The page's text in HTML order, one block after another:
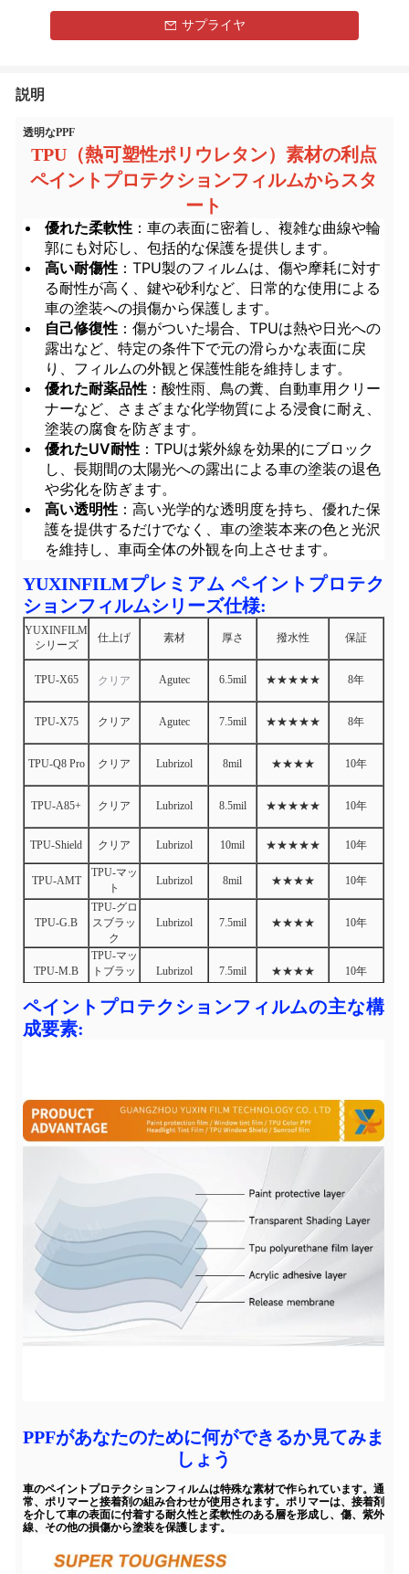
サプライヤ
説明
透明なPPF
TPU（熱可塑性ポリウレタン）素材の利点
ペイントプロテクションフィルムからスタ
ート
優れた柔軟性 ：車の表面に密着し、複雑な曲線や輪
郭にも対応し、包括的な保護を提供します。
高い耐傷性 ：TPU製のフィルムは、傷や摩耗に対す
る耐性が高く、鍵や砂利など、日常的な使用による
車の塗装への損傷から保護します。
自己修復性 ：傷がついた場合、TPUは熱や日光への
露出など、特定の条件下で元の滑らかな表面に戻
り、フィルムの外観と保護性能を維持します。
優れた耐薬品性 ：酸性雨、鳥の糞、自動車用クリー
ナーなど、さまざまな化学物質による浸食に耐え、
塗装の腐食を防ぎます。
優れたUV耐性 ：TPUは紫外線を効果的にブロック
し、長期間の太陽光への露出による車の塗装の退色
や劣化を防ぎます。
高い透明性 ：高い光学的な透明度を持ち、優れた保
護を提供するだけでなく、車の塗装本来の色と光沢
を維持し、車両全体の外観を向上させます。
YUXINFILMプレミアム ペイントプロテク
ションフィルムシリーズ仕様:
YUXINFILM
シリーズ
仕上げ 素材 厚さ 撥水性 保証
TPU-X65 クリア Agutec 6.5mil ★★★★★ 8年
TPU-X75 クリア Agutec 7.5mil ★★★★★ 8年
TPU-Q8 Pro クリア Lubrizol 8mil ★★★★ 10年
TPU-A85+ クリア Lubrizol 8.5mil ★★★★★ 10年
TPU-Shield クリア Lubrizol 10mil ★★★★★ 10年
TPU-AMT
TPU-マッ
ト
Lubrizol 8mil ★★★★ 10年
TPU-G.B
TPU-グロ
スブラッ
ク
Lubrizol 7.5mil ★★★★ 10年
TPU-M.B
TPU-マッ
トブラッ
ク
Lubrizol 7.5mil ★★★★ 10年
ペイントプロテクションフィルムの主な構
成要素:
PPFがあなたのために何ができるか見てみま
しょう
車のペイントプロテクションフィルムは特殊な素材で作られています。通
常、ポリマーと接着剤の組み合わせが使用されます。ポリマーは、接着剤
を介して車の表面に付着する耐久性と柔軟性のある層を形成し、傷、紫外
線、その他の損傷から塗装を保護します。